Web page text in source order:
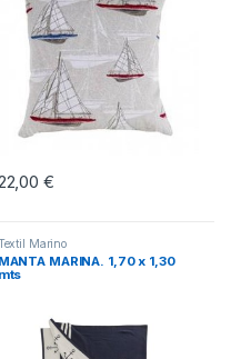
€
Marino
MANTA MARINA. 1,70 x 1,30
mts